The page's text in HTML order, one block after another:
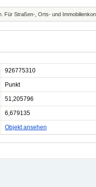
Für Straßen-, Orts- und
926775310
Punkt
51,205796
6,679135
Objekt ansehen